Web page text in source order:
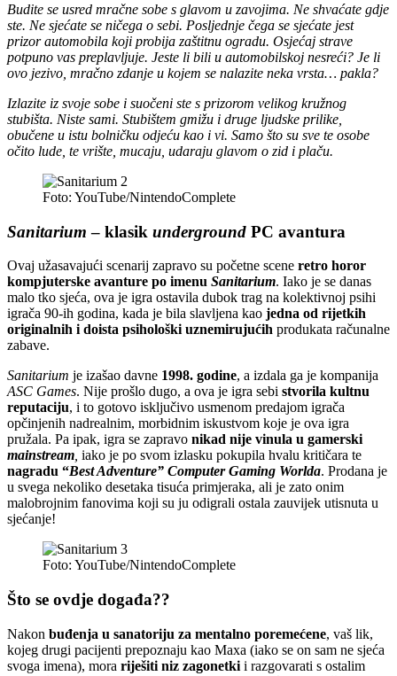
Budite se usred mračne sobe s glavom u zavojima. Ne shvaćate gdje
ste. Ne sjećate se ničega o sebi. Posljednje čega se sjećate jest
prizor automobila koji probija zaštitnu ogradu. Osjećaj strave
potpuno vas preplavljuje. Jeste li bili u automobilskoj nesreći? Je li
ovo jezivo, mračno zdanje u kojem se nalazite neka vrsta… pakla?
Izlazite iz svoje sobe i suočeni ste s prizorom velikog kružnog
stubišta. Niste sami. Stubištem gmižu i druge ljudske prilike,
obučene u istu bolničku odjeću kao i vi. Samo što su sve te osobe
očito lude, te vrište, mucaju, udaraju glavom o zid i plaču.
Foto: YouTube/NintendoComplete
Sanitarium – klasik underground PC avantura
Ovaj užasavajući scenarij zapravo su početne scene retro horor
kompjuterske avanture po imenu Sanitarium. Iako je se danas
malo tko sjeća, ova je igra ostavila dubok trag na kolektivnoj psihi
igrača 90-ih godina, kada je bila slavljena kao jedna od rijetkih
originalnih i doista psihološki uznemirujućih produkata računalne
zabave.
Sanitarium je izašao davne 1998. godine, a izdala ga je kompanija
ASC Games. Nije prošlo dugo, a ova je igra sebi stvorila kultnu
reputaciju, i to gotovo isključivo usmenom predajom igrača
opčinjenih nadrealnim, morbidnim iskustvom koje je ova igra
pružala. Pa ipak, igra se zapravo nikad nije vinula u gamerski
mainstream iako je po svom izlasku pokupila hvalu kritičara te
nagradu “Best Adventure” Computer Gaming Worlda. Prodana je
u svega nekoliko desetaka tisuća primjeraka, ali je zato onim
malobrojnim fanovima koji su ju odigrali ostala zauvijek utisnuta u
sjećanje!
Foto: YouTube/NintendoComplete
Što se ovdje događa??
Nakon buđenja u sanatoriju za mentalno poremećene, vaš lik,
kojeg drugi pacijenti prepoznaju kao Maxa (iako se on sam ne sjeća
svoga imena), mora riješiti niz zagonetki i razgovarati s ostalim